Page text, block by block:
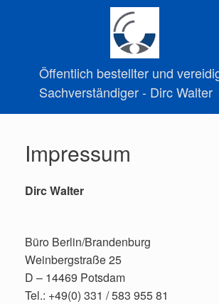
Öffentlich bestellter und
Sachverständiger - Dirc Walter
Impressum
Dirc Walter
Büro Berlin/Brandenburg
Weinbergstraße 25
D – 14469 Potsdam
Tel.: +49(0) 331 / 583 955 81